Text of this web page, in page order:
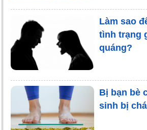
Làm sao
tình trạng
quáng?
Bị bạn bè
sinh bị